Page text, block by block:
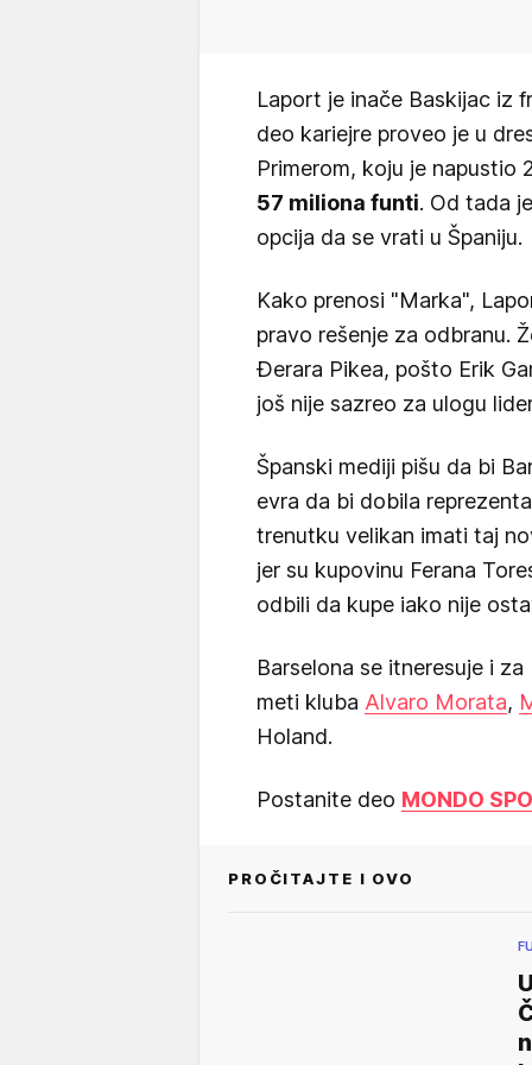
Laport je inače Baskijac iz
deo kariejre proveo je u
Primerom, koju je napustio
57 miliona funti. Od tada
opcija da se vrati u Španiju.
Kako prenosi "Marka",
pravo rešenje za odbranu.
Đerara Pikea, pošto Erik
još nije sazreo za ulogu
Španski mediji pišu da bi
evra da bi dobila
trenutku velikan imati taj
jer su kupovinu Ferana
odbili da kupe iako nije
Barselona se itneresuje i
meti kluba Alvaro Morata,
Holand.
Postanite deo MONDO
PROČITAJTE I OVO